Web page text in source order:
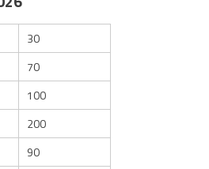
30
70
100
200
90